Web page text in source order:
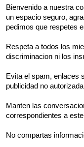
Bienvenido a nuestra
un espacio seguro,
pedimos que respetes
Respeta a todos los
discriminacion ni los
Evita el spam, enlaces
publicidad no
Manten las
correspondientes a
No compartas